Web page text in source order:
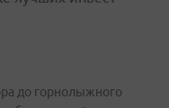
до горнолыжного